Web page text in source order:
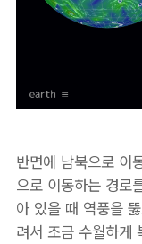
반면에 남북으로 이
으로 이동하는 경로
아 있을 때 역풍을
려서 조금 수월하게